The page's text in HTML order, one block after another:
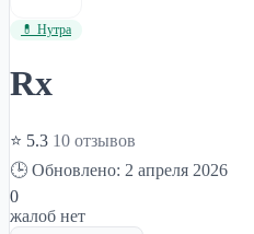
💊 Нутра
Rx
⭐ 5.3 10 отзывов
🕒 Обновлено: 2 апреля 2026
0
жалоб нет